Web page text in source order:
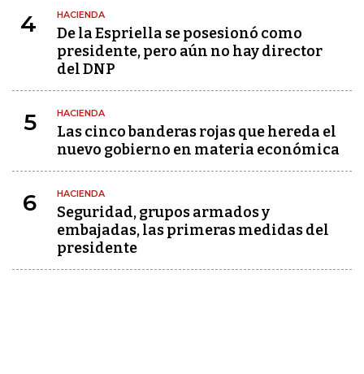
4 HACIENDA
De la Espriella se posesionó como
presidente, pero aún no hay director
del DNP
5 HACIENDA
Las cinco banderas rojas que hereda el
nuevo gobierno en materia económica
6 HACIENDA
Seguridad, grupos armados y
embajadas, las primeras medidas del
presidente